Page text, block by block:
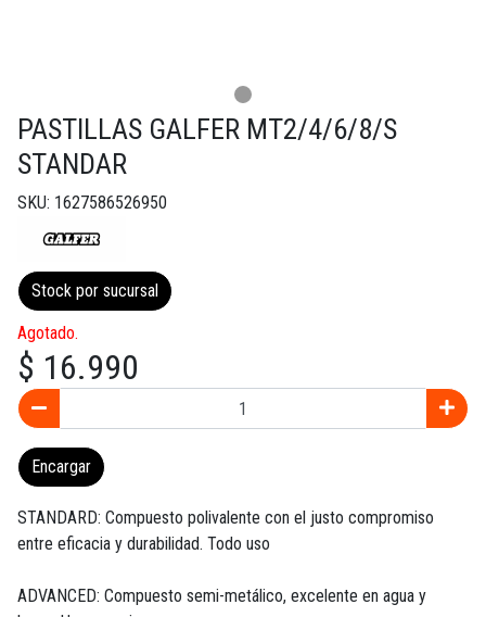
PASTILLAS GALFER MT2/4/6/8/S
STANDAR
SKU: 1627586526950
Stock por sucursal
Agotado.
$ 16.990
Encargar
STANDARD: Compuesto polivalente con el justo compromiso
entre eficacia y durabilidad. Todo uso
ADVANCED: Compuesto semi-metálico, excelente en agua y